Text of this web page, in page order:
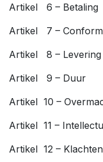
Artikel 6 – Betaling
Artikel 7 –
Artikel 8 – Levering
Artikel 9 – Duur
Artikel 10 –
Artikel 11 –
Artikel 12 –